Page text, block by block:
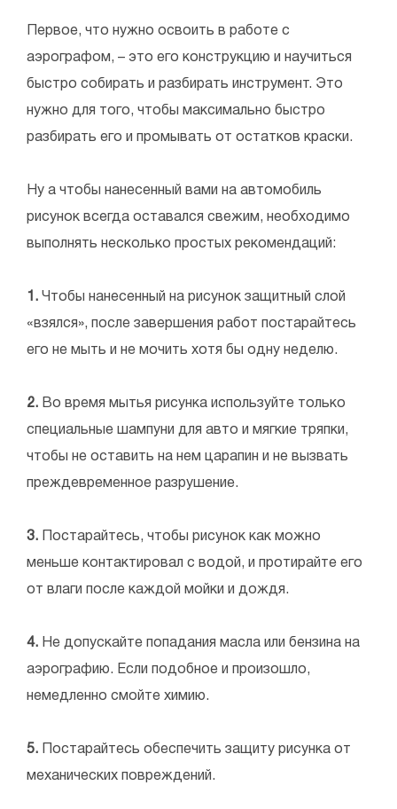
Первое, что нужно освоить в работе с
аэрографом, – это его конструкцию и научиться
быстро собирать и разбирать инструмент. Это
нужно для того, чтобы максимально быстро
разбирать его и промывать от остатков краски.
Ну а чтобы нанесенный вами на автомобиль
рисунок всегда оставался свежим, необходимо
выполнять несколько простых рекомендаций:
1. Чтобы нанесенный на рисунок защитный слой
«взялся», после завершения работ постарайтесь
его не мыть и не мочить хотя бы одну неделю.
2. Во время мытья рисунка используйте только
специальные шампуни для авто и мягкие тряпки,
чтобы не оставить на нем царапин и не вызвать
преждевременное разрушение.
3. Постарайтесь, чтобы рисунок как можно
меньше контактировал с водой, и протирайте его
от влаги после каждой мойки и дождя.
4. Не допускайте попадания масла или бензина на
аэрографию. Если подобное и произошло,
немедленно смойте химию.
5. Постарайтесь обеспечить защиту рисунка от
механических повреждений.